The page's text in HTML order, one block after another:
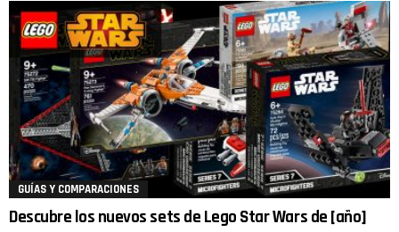
GUÍAS Y COMPARACIONES
Descubre los nuevos sets de Lego Star Wars de [año]